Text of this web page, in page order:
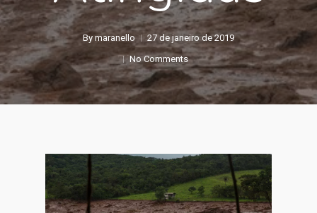
By maranello
27 de janeiro de 2019
No Comments